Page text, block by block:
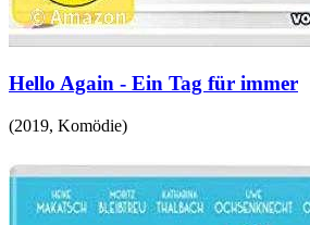
Hello Again - Ein Tag für immer
(2019, Komödie)